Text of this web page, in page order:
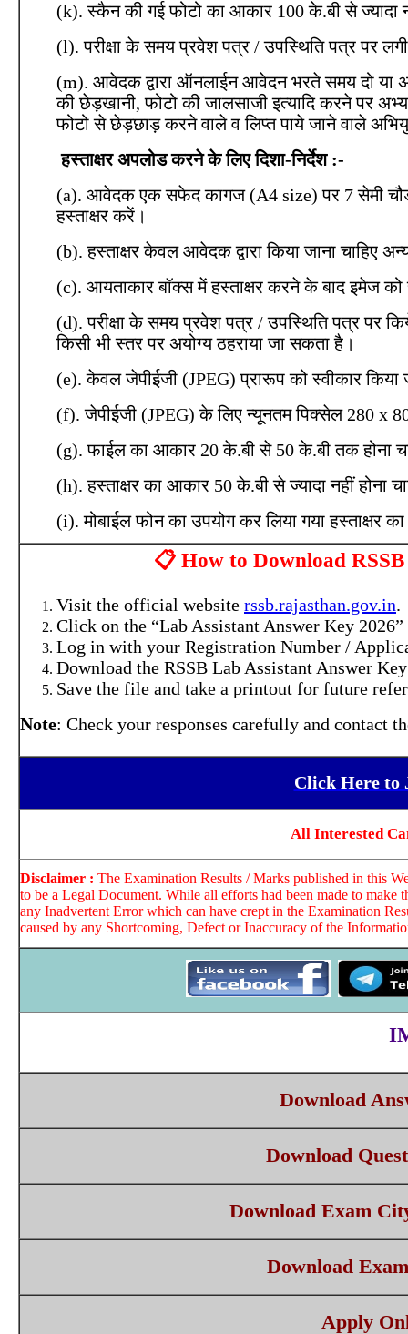
(k). स्कैन की गई फोटो का आकार 100 के.बी से ज्यादा
(l). परीक्षा के समय प्रवेश पत्र / उपस्थिति पत्र पर
(m). आवेदक द्वारा ऑनलाईन आवेदन भरते समय दो या
की छेड़खानी, फोटो की जालसाजी इत्यादि करने पर
फोटो से छेड़छाड़ करने वाले व लिप्त पाये जाने वाले
हस्ताक्षर अपलोड करने के लिए दिशा-निर्देश :-
(a). आवेदक एक सफेद कागज (A4 size) पर 7 सेमी
हस्ताक्षर करें।
(b). हस्ताक्षर केवल आवेदक द्वारा किया जाना चाहिए अन्य
(c). आयताकार बॉक्स में हस्ताक्षर करने के बाद इमेज
(d). परीक्षा के समय प्रवेश पत्र / उपस्थिति पत्र पर
किसी भी स्तर पर अयोग्य ठहराया जा सकता है।
(e). केवल जेपीईजी (JPEG) प्रारूप को स्वीकार किया
(f). जेपीईजी (JPEG) के लिए न्यूनतम पिक्सेल 280 x
(g). फाईल का आकार 20 के.बी से 50 के.बी तक होना
(h). हस्ताक्षर का आकार 50 के.बी से ज्यादा नहीं होना
(i). मोबाईल फोन का उपयोग कर लिया गया हस्ताक्षर
📋 How to Download
Visit the official website rssb.rajasthan.gov.in.
Click on the “Lab Assistant Answer Key
Log in with your Registration Number /
Download the RSSB Lab Assistant Answer
Save the file and take a printout for future
Note: Check your responses carefully and contact
Click Here to
All Interested
Disclaimer : The Examination Results / Marks published in this
to be a Legal Document. While all efforts had been made to make
any Inadvertent Error which can have crept in the Examination
caused by any Shortcoming, Defect or Inaccuracy of the
Download
Download
Download Exam
Download
Apply